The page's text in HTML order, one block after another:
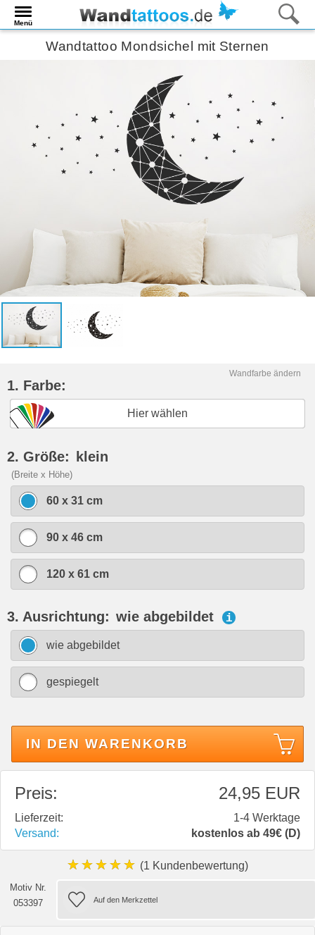
Menü
Wandtattoo Mondsichel mit Sternen
Wandfarbe ändern
1. Farbe:
Hier wählen
2. Größe: klein
(Breite x Höhe)
60 x 31 cm
90 x 46 cm
120 x 61 cm
3. Ausrichtung: wie abgebildet i
wie abgebildet
gespiegelt
IN DEN WARENKORB
Preis: 24,95 EUR
Lieferzeit:
1-4 Werktage
Versand:
kostenlos ab 49€ (D)
★★★★★ (1 Kundenbewertung)
Motiv Nr.
053397